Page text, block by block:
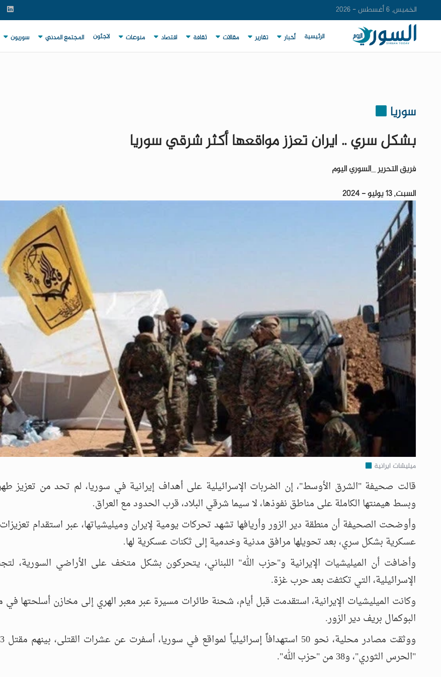
الخميس, 6 أغسطس - 2026
الرئيسية أخبار تقارير مقالات ثقافة اقتصاد منوعات لاجئون المجتمع المدني سوريون
سوريا
بشكل سري .. ايران تعزز مواقعها أكثر شرقي سوريا
فريق التحرير _السوري اليوم
السبت, 13 يوليو - 2024
ميليشات ايرانية
قالت صحيفة "الشرق الأوسط"، إن الضربات الإسرائيلية على أهداف إيرانية في سوريا، لم تحد من تعزيز
وبسط هيمنتها الكاملة على مناطق نفوذها، لا سيما شرقي البلاد، قرب الحدود مع العراق.
وأوضحت الصحيفة أن منطقة دير الزور وأريافها تشهد تحركات يومية لإيران وميليشياتها، عبر استقدام
عسكرية بشكل سري، بعد تحويلها مرافق مدنية وخدمية إلى ثكنات عسكرية لها.
وأضافت أن الميليشيات الإيرانية و"حزب الله" اللبناني، يتحركون بشكل متخف على الأراضي السورية،
الإسرائيلية، التي تكثفت بعد حرب غزة.
وكانت الميليشيات الإيرانية، استقدمت قبل أيام، شحنة طائرات مسيرة عبر معبر الهري إلى مخازن أسلحتها
البوكمال بريف دير الزور.
"الحرس الثوري"، و38 من "حزب الله".